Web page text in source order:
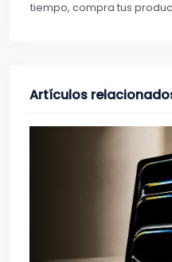
tiempo, compra tus
Artículos